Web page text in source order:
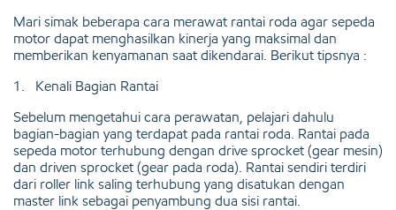
Mari simak beberapa cara merawat rantai roda agar sepeda
motor dapat menghasilkan kinerja yang maksimal dan
memberikan kenyamanan saat dikendarai. Berikut tipsnya :
1. Kenali Bagian Rantai
Sebelum mengetahui cara perawatan, pelajari dahulu
bagian-bagian yang terdapat pada rantai roda. Rantai pada
sepeda motor terhubung dengan drive sprocket (gear mesin)
dan driven sprocket (gear pada roda). Rantai sendiri terdiri
dari roller link saling terhubung yang disatukan dengan
master link sebagai penyambung dua sisi rantai.